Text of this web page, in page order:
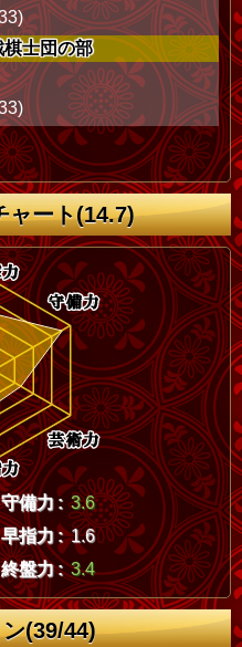
士団の部
ャート(14.7)
守備力 : 3.6
早指力 : 1.6
終盤力 : 3.4
(39/44)